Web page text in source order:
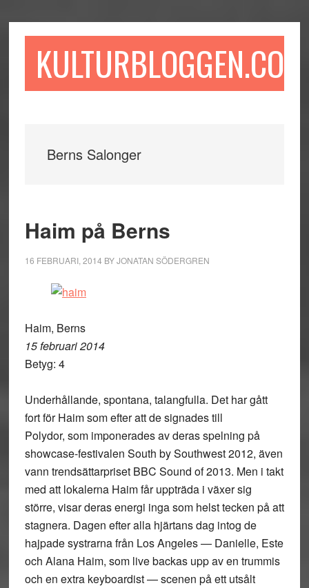
till
till
sidofältet
till
KULTURBLOGGEN.COM
Berns Salonger
Haim på Berns
16 FEBRUARI, 2014 BYJONATAN SÖDERGREN
Haim, Berns
15 februari 2014
Betyg: 4
Underhållande, spontana, talangfulla. Det har gått
fort för Haim som efter att de signades till
Polydor, som imponerades av deras spelning på
showcase-festivalen South by Southwest 2012, även
vann trendsättarpriset BBC Sound of 2013. Men i takt
med att lokalerna Haim får uppträda i växer sig
större, visar deras energi inga som helst tecken på att
stagnera. Dagen efter alla hjärtans dag intog de
hajpade systrarna från Los Angeles — Danielle, Este
och Alana Haim, som live backas upp av en trummis
och en extra keyboardist — scenen på ett utsålt